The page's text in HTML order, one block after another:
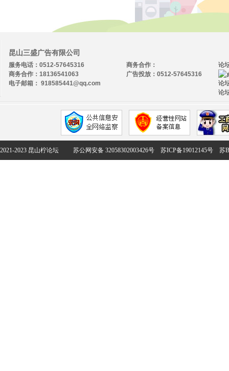
昆山三盛广告有限公司
服务电话：0512-57645316
商务合作：18136541063
电子邮箱： 918585441@qq.com
论
论
论
商务合作：
广告投放：0512-57645316
2021-2023 昆山柠论坛 苏公网安备 32058302003426号 苏ICP备19012145号 苏